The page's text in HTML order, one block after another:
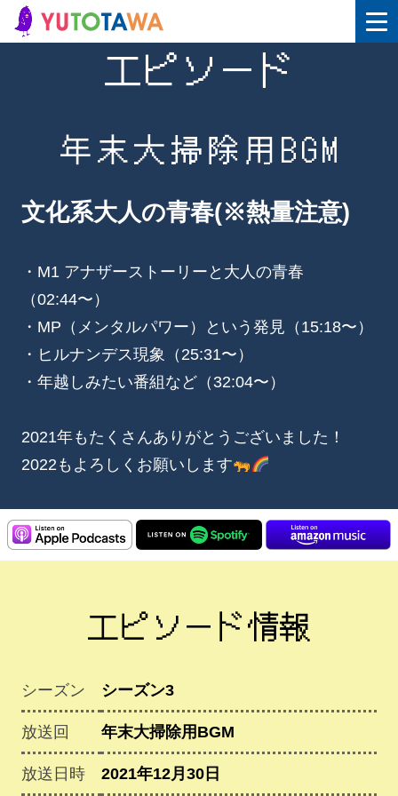
エピソード
年末大掃除用BGM
文化系大人の青春(※熱量注意)
・M1 アナザーストーリーと大人の青春
（02:44〜）
・MP（メンタルパワー）という発見（15:18〜）
・ヒルナンデス現象（25:31〜）
・年越しみたい番組など（32:04〜）
2021年もたくさんありがとうございました！
2022もよろしくお願いします
エピソード情報
シーズン シーズン3
放送回 年末大掃除用BGM
放送日時 2021年12月30日